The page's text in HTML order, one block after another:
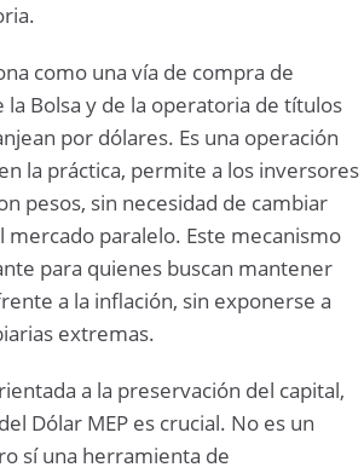
como una vía de compra de
la Bolsa y de la operatoria de títulos
por dólares. Es una operación
la práctica, permite a los inversores
pesos, sin necesidad de cambiar
paralelo. Este mecanismo
para quienes buscan mantener
a la inflación, sin exponerse a
extremas.
a la preservación del capital,
Dólar MEP es crucial. No es un
sí una herramienta de